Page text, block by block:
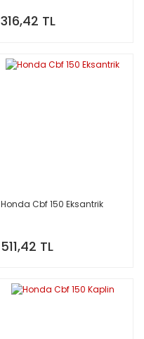
316,42 TL
Honda Cbf 150 Eksantrik
511,42 TL